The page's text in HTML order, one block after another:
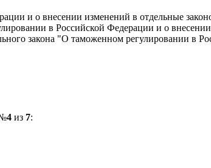
и о внесении изменений в отдельные
в Российской Федерации и о
закона "О таможенном регулировании в
4из 7: